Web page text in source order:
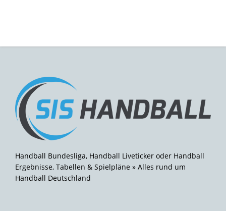
Handball Bundesliga, Handball Liveticker oder Handball
Ergebnisse, Tabellen & Spielpläne » Alles rund um
Handball Deutschland